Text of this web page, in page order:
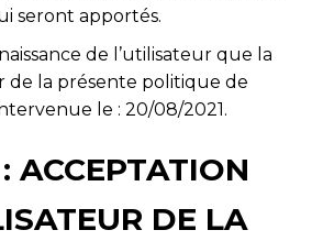
seront apportés.
de l’utilisateur que la
de la présente politique de
le : 20/08/2021.
ACCEPTATION
DE LA